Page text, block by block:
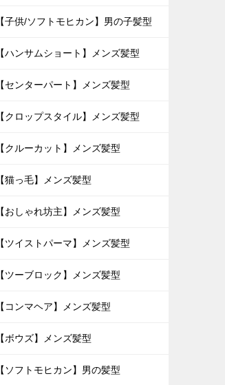
【子供/ソフトモヒカン】男の子髪型
【ハンサムショート】メンズ髪型
【センターパート】メンズ髪型
【クロップスタイル】メンズ髪型
【クルーカット】メンズ髪型
【猫っ毛】メンズ髪型
【おしゃれ坊主】メンズ髪型
【ツイストパーマ】メンズ髪型
【ツーブロック】メンズ髪型
【コンマヘア】メンズ髪型
【ボウズ】メンズ髪型
【ソフトモヒカン】男の髪型